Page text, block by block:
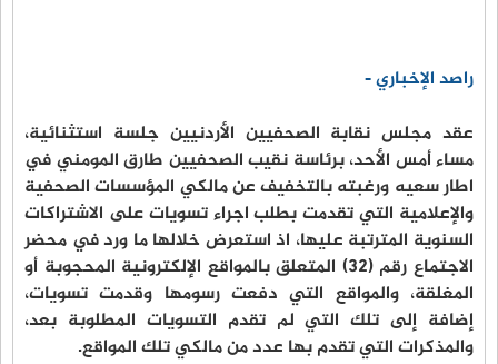
راصد الإخباري -
عقد مجلس نقابة الصحفيين الأردنيين جلسة استثنائية،
مساء أمس الأحد، برئاسة نقيب الصحفيين طارق المومني في
اطار سعيه ورغبته بالتخفيف عن مالكي المؤسسات الصحفية
والإعلامية التي تقدمت بطلب اجراء تسويات على الاشتراكات
السنوية المترتبة عليها، اذ استعرض خلالها ما ورد في محضر
الاجتماع رقم (32) المتعلق بالمواقع الإلكترونية المحجوبة أو
المغلقة، والمواقع التي دفعت رسومها وقدمت تسويات،
إضافة إلى تلك التي لم تقدم التسويات المطلوبة بعد،
والمذكرات التي تقدم بها عدد من مالكي تلك المواقع.